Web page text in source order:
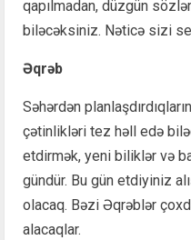
qapılmadan, düzgün
biləcəksiniz. Nəticə sizi
Əqrəb
Səhərdən
çətinlikləri tez həll edə
etdirmək, yeni biliklər və
gündür. Bu gün etdiyiniz
olacaq. Bəzi Əqrəblər
alacaqlar.